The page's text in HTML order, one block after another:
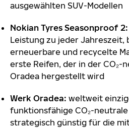
ausgewählten SUV-Modellen
Nokian Tyres Seasonproof 2:
Leistung zu jeder Jahreszeit,
erneuerbare und recycelte
erste Reifen, der in der CO₂-
Oradea hergestellt wird
Werk Oradea: weltweit
funktionsfähige CO₂-
strategisch günstig für die